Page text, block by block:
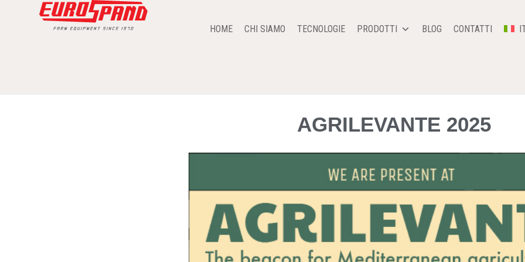
HOME CHI SIAMO TECNOLOGIE PRODOTTI BLOG CONTATTI
AGRILEVANTE 2025